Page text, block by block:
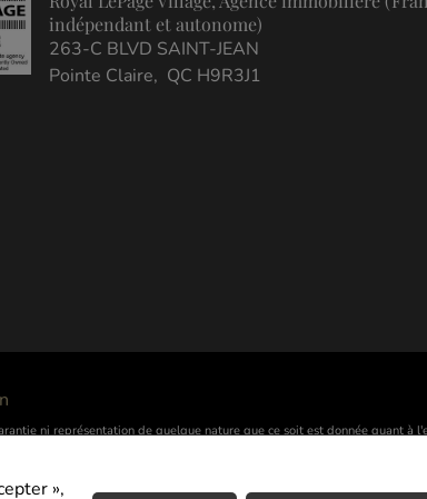
»,
indépendant et autonome)
263-C BLVD SAINT-JEAN
Pointe Claire, QC H9R3J1
ni représentation de quelque nature que ce soit est donnée quant à
sont des marques déposées de REALTOR® Canada Inc., une compagnie
offerts par les courtiers et agents d'immeuble en tant que